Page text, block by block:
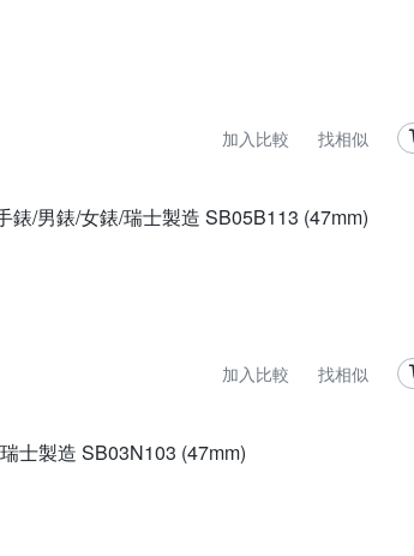
加入比較 找相似
/男錶/女錶/瑞士製造 SB05B113 (47mm)
加入比較 找相似
士製造 SB03N103 (47mm)